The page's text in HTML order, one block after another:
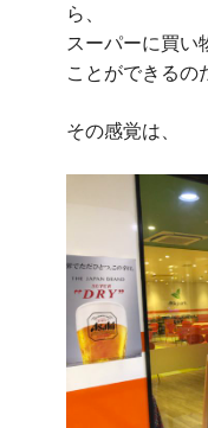
ら、
スーパーに買い
ことができるの
その感覚は、